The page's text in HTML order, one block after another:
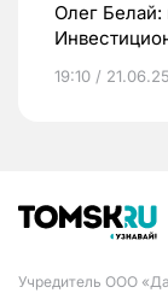
Олег Белай:
19:10 / 21.06.25
Учредитель ООО